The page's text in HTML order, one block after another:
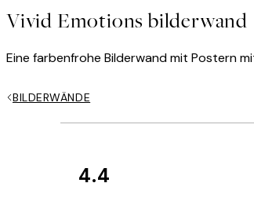
Vivid Emotions bilderwand
Eine farbenfrohe Bilderwand mit Postern
BILDERWÄNDE
4.4